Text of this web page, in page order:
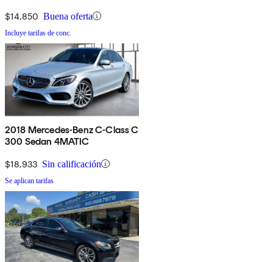
$14,850 Buena oferta
Incluye tarifas de conc.
2018 Mercedes-Benz C-Class C
300 Sedan 4MATIC
$18,933 Sin calificación
Se aplican tarifas